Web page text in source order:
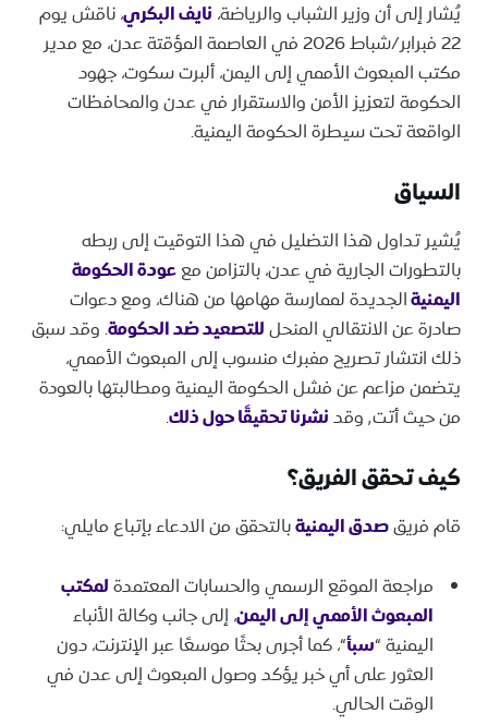
يُشار إلى أن وزير الشباب والرياضة، نايف البكري، ناقش يوم
22 فبرابر/شباط 2026 في العاصمة المؤقتة عدن، مع مدير
مكتب المبعوث الأممي إلى اليمن، ألبرت سكوت، جهود
الحكومة لتعزيز الأمن والاستقرار في عدن والمحافظات
الواقعة تحت سيطرة الحكومة اليمنية.
السياق
يُشير تداول هذا التضليل في هذا التوقيت إلى ربطه
بالتطورات الجارية في عدن، بالتزامن مععودة الحكومة
اليمنيةالجديدة لممارسة مهامها من هناك، ومع دعوات
صادرة عن الانتقالي المنحلللتصعيد ضد الحكومة. وقد سبق
ذلك انتشار تصريح مفبرك منسوب إلى المبعوث الأممي،
يتضمن مزاعم عن فشل الحكومة اليمنية ومطالبتها بالعودة
من حيث أتت٬ وقد
نشرنا تحقيقًا حول ذلك.
كيف تحقق الفريق؟
قام فريقصدق اليمنيةبالتحقق من الادعاء بإتباع مايلي:
مراجعة الموقع الرسمي والحسابات المعتمدةلمكتب
المبعوث الأممي إلى اليمن، إلى جانب وكالة الأنباء
اليمنية “سبأ“، كما أجرى بحثًا موسعًا عبر الإنترنت، دون
العثور على أي خبر يؤكد وصول المبعوث إلى عدن في
الوقت الحالي.